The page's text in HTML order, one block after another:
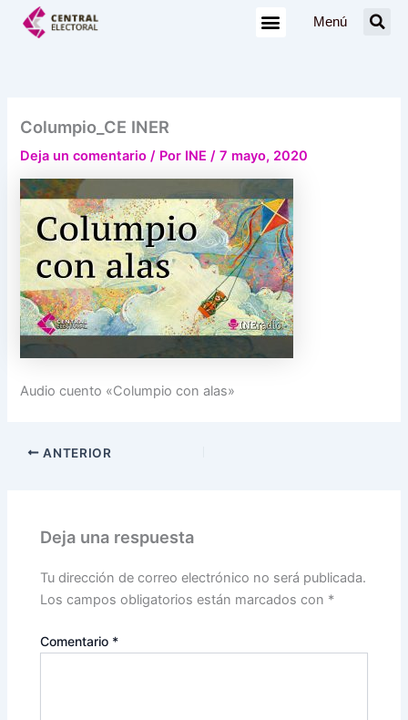
Menú
Columpio_CE INER
Deja un comentario / Por INE/7 mayo, 2020
Audio cuento «Columpio con alas»
ANTERIOR
Deja una respuesta
Tu dirección de correo electrónico no será publicada.
Los campos obligatorios están marcados con *
Comentario *